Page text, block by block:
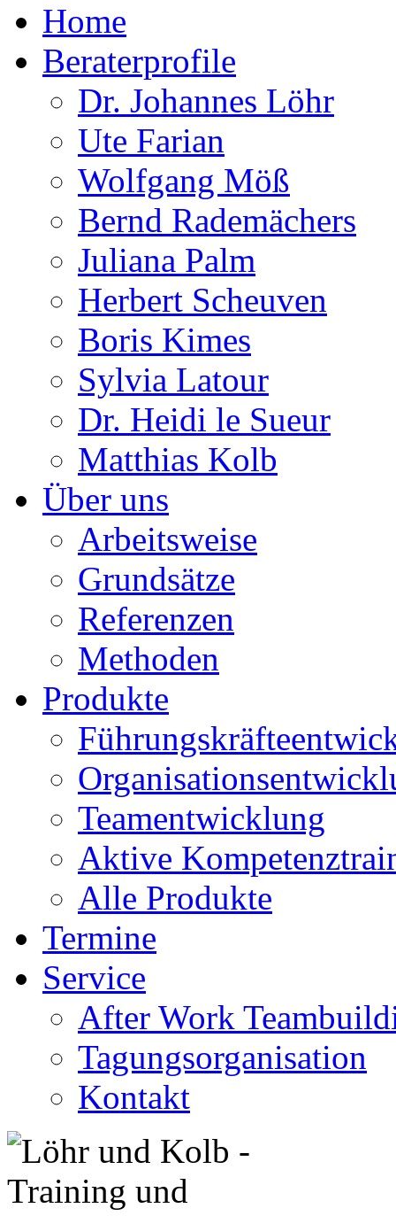
Home
Beraterprofile
Dr. Johannes Löhr
Ute Farian
Wolfgang Möß
Bernd Rademächers
Juliana Palm
Herbert Scheuven
Boris Kimes
Sylvia Latour
Dr. Heidi le Sueur
Matthias Kolb
Über uns
Arbeitsweise
Grundsätze
Referenzen
Methoden
Produkte
Teamentwicklung
Aktive
Alle Produkte
Termine
Service
After Work
Tagungsorganisation
Kontakt